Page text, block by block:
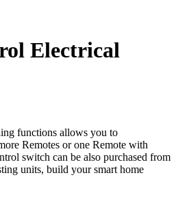
Electrical
functions allows you to
Remotes or one Remote with
switch can be also purchased from
units, build your smart home